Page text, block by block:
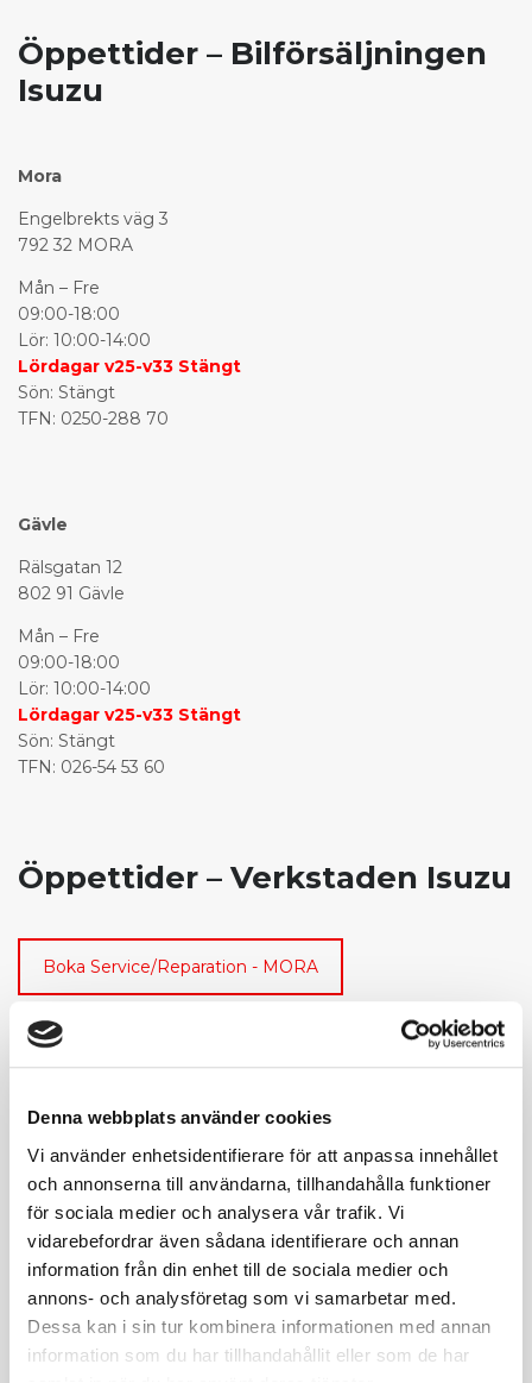
Denna webbplats använder cookies
Vi använder enhetsidentifierare för att anpassa innehållet
och annonserna till användarna, tillhandahålla funktioner
för sociala medier och analysera vår trafik. Vi
vidarebefordrar även sådana identifierare och annan
information från din enhet till de sociala medier och
annons- och analysföretag som vi samarbetar med.
Dessa kan i sin tur kombinera informationen med annan
information som du har tillhandahållit eller som de har
Öppettider – Bilförsäljningen
Isuzu
Mora
Engelbrekts väg 3
792 32 MORA
Mån – Fre
09:00-18:00
Lör: 10:00-14:00
Lördagar v25-v33 Stängt
Sön: Stängt
TFN: 0250-288 70
Gävle
Rälsgatan 12
802 91 Gävle
Mån – Fre
09:00-18:00
Lör: 10:00-14:00
Lördagar v25-v33 Stängt
Sön: Stängt
TFN: 026-54 53 60
Öppettider – Verkstaden Isuzu
Boka Service/Reparation - MORA
Mora
Mån – Fre
07:00-16:00 (Lunchstängt 12:00-12:45)
Boka Service/Reparation - GÄVLE